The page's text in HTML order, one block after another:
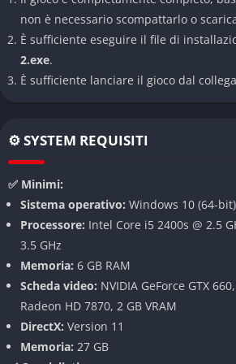
rispetto al primo capitolo, risultando più
divertenti.
Sistema di Hacking Avanzato
che permette ai giocatori di manipolare
controllare dispositivi elettronici,
sistema offre un’incredibile varietà di
rendendo ogni situazione unica e
Grafica Spettacolare
Su PC, Watch Dogs 2 brilla
tecnico. Con una configurazione
eseguito in 4K, offrendo una San
stupefacente con effetti di illuminazione
non è necessario scompattarlo o
È sufficiente eseguire il file di
2.exe.
È sufficiente lanciare il gioco dal
⚙️ SYSTEM REQUISITI
✅ Minimi:
Sistema operativo: Windows 10 (64-bit)
Processore: Intel Core i5 2400s @ 2.5
3.5 GHz
Memoria: 6 GB RAM
Scheda video: NVIDIA GeForce GTX
Radeon HD 7870, 2 GB VRAM
DirectX: Version 11
Memoria: 27 GB